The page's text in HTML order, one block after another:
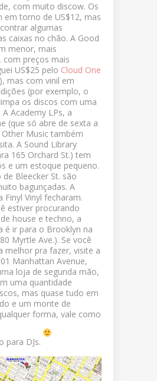
com muito discow. Os
em torno de US$12, mas
algumas
caixas no chão. A Good
menor, mais
com preços mais
US$25 pelo Cloud One
), mas com vinil em
(por exemplo, o
os discos com uma
A Academy LPs, a
(que só abre de sexta a
Music também
A Sound Library
165 Orchard St.) tem
e um estoque pequeno.
Bleecker St. são
bagunçadas. A
Finyl Vinyl fecharam.
estiver procurando
house e techno, a
é ir para o Brooklyn na
Myrtle Ave.). Se você
melhor pra fazer, visite a
Manhattan Avenue,
loja de segunda mão,
uma quantidade
mas quase tudo em
e um monte de
forma, vale como
para DJs.